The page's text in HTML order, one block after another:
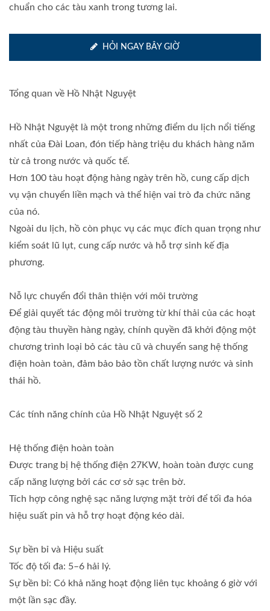
chuẩn cho các tàu xanh trong tương lai.
HỎI NGAY BÂY GIỜ
Tổng quan về Hồ Nhật Nguyệt
Hồ Nhật Nguyệt là một trong những điểm du lịch nổi tiếng
nhất của Đài Loan, đón tiếp hàng triệu du khách hàng năm
từ cả trong nước và quốc tế.
Hơn 100 tàu hoạt động hàng ngày trên hồ, cung cấp dịch
vụ vận chuyển liền mạch và thể hiện vai trò đa chức năng
của nó.
Ngoài du lịch, hồ còn phục vụ các mục đích quan trọng như
kiểm soát lũ lụt, cung cấp nước và hỗ trợ sinh kế địa
phương.
Nỗ lực chuyển đổi thân thiện với môi trường
Để giải quyết tác động môi trường từ khí thải của các hoạt
động tàu thuyền hàng ngày, chính quyền đã khởi động một
chương trình loại bỏ các tàu cũ và chuyển sang hệ thống
điện hoàn toàn, đảm bảo bảo tồn chất lượng nước và sinh
thái hồ.
Các tính năng chính của Hồ Nhật Nguyệt số 2
Hệ thống điện hoàn toàn
Được trang bị hệ thống điện 27KW, hoàn toàn được cung
cấp năng lượng bởi các cơ sở sạc trên bờ.
Tích hợp công nghệ sạc năng lượng mặt trời để tối đa hóa
hiệu suất pin và hỗ trợ hoạt động kéo dài.
Sự bền bỉ và Hiệu suất
Tốc độ tối đa: 5–6 hải lý.
Sự bền bỉ: Có khả năng hoạt động liên tục khoảng 6 giờ với
một lần sạc đầy.